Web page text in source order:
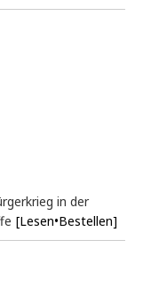
in der
[Lesen•Bestellen]